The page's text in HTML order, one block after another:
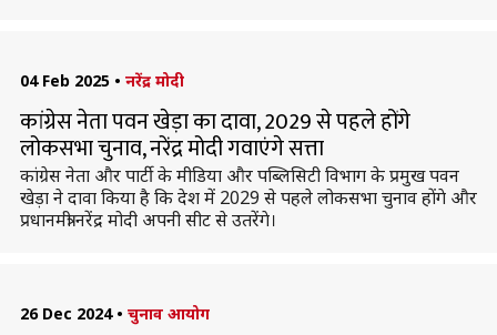
04 Feb 2025 • नरेंद्र मोदी
कांग्रेस नेता पवन खेड़ा का दावा, 2029 से पहले होंगे
लोकसभा चुनाव, नरेंद्र मोदी गवाएंगे सत्ता
कांग्रेस नेता और पार्टी के मीडिया और पब्लिसिटी विभाग के प्रमुख पवन
खेड़ा ने दावा किया है कि देश में 2029 से पहले लोकसभा चुनाव होंगे और
प्रधानमंत्री नरेंद्र मोदी अपनी सीट से उतरेंगे।
26 Dec 2024 • चुनाव आयोग